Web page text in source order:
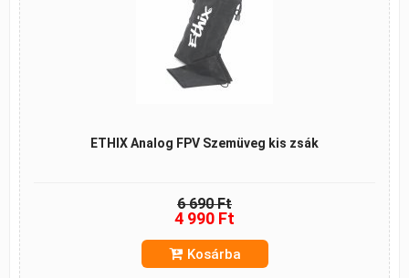
ETHIX Analog FPV Szemüveg kis zsák
6 690 Ft
4 990 Ft
Kosárba